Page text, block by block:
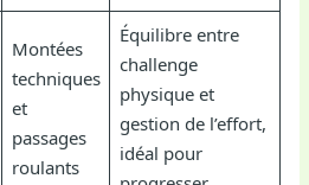
Montées
techniques
et
passages
roulants
Équilibre entre
challenge
physique et
gestion de l’effort,
idéal pour